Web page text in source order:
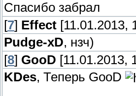
Спасибо забрал
[7] Effect [11.01.2013,
Pudge-xD, нзч)
[8] GooD [11.01.2013,
KDes, Теперь GooD